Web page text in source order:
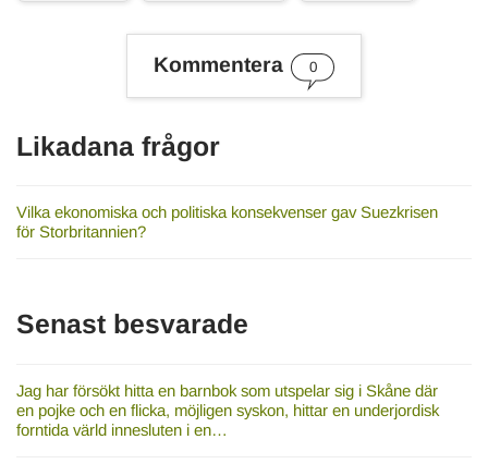
Kommentera 0
Likadana frågor
Vilka ekonomiska och politiska konsekvenser gav Suezkrisen
för Storbritannien?
Senast besvarade
Jag har försökt hitta en barnbok som utspelar sig i Skåne där
en pojke och en flicka, möjligen syskon, hittar en underjordisk
forntida värld innesluten i en…